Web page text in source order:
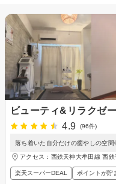
ビューティ&リラクゼ
4.9
(96件)
落ち着いた自分だけの癒やしの空
アクセス：西鉄天神大牟田線 西
楽天スーパーDEAL ポイントが貯